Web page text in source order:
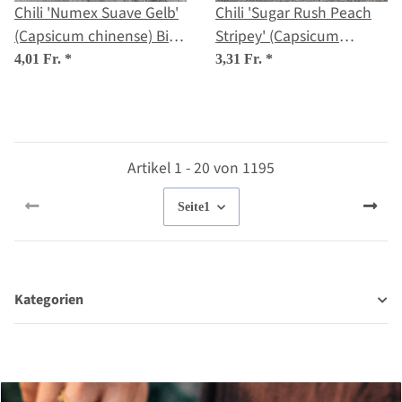
Chili 'Numex Suave Gelb'
(Capsicum chinense) Bio-
Saatgut
4,01 Fr. *
Chili 'Sugar Rush Peach
Stripey' (Capsicum
baccatum) Samen
3,31 Fr. *
Artikel 1 - 20 von 1195
Seite1
Kategorien